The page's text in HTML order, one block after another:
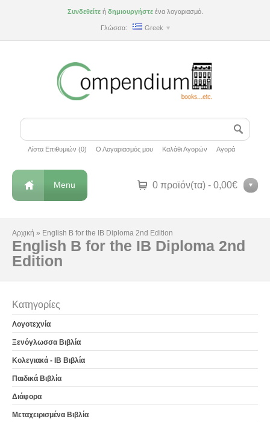
Συνδεθείτεή δημιουργήστεένα λογαριασμό.
Γλώσσα: Greek
Λίστα Επιθυμιών (0) Ο Λογαριασμός μου Καλάθι Αγορών Αγορά
0 προϊόν(τα) - 0,00€
Menu
Αρχική » English B for the IB Diploma 2nd Edition
English B for the IB Diploma 2nd
Edition
Κατηγορίες
Λογοτεχνία
Ξενόγλωσσα Βιβλία
Κολεγιακά - IB Βιβλία
Παιδικά Βιβλία
Διάφορα
Μεταχειρισμένα Βιβλία